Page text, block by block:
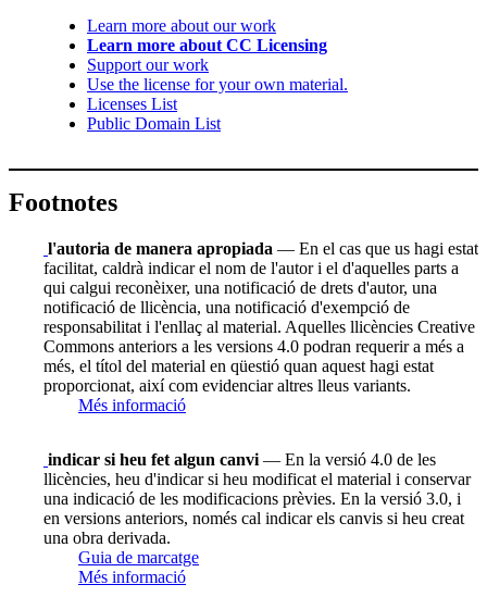
Learn more about our work
Learn more about CC Licensing
Support our work
Use the license for your own material.
Licenses List
Public Domain List
Footnotes
l'autoria de manera apropiada — En el cas que us hagi estat
facilitat, caldrà indicar el nom de l'autor i el d'aquelles parts a
qui calgui reconèixer, una notificació de drets d'autor, una
notificació de llicència, una notificació d'exempció de
responsabilitat i l'enllaç al material. Aquelles llicències Creative
Commons anteriors a les versions 4.0 podran requerir a més a
més, el títol del material en qüestió quan aquest hagi estat
proporcionat, així com evidenciar altres lleus variants.
Més informació
indicar si heu fet algun canvi — En la versió 4.0 de les
llicències, heu d'indicar si heu modificat el material i conservar
una indicació de les modificacions prèvies. En la versió 3.0, i
en versions anteriors, només cal indicar els canvis si heu creat
una obra derivada.
Guia de marcatge
Més informació